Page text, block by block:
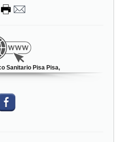
Sanitario Pisa Pisa,